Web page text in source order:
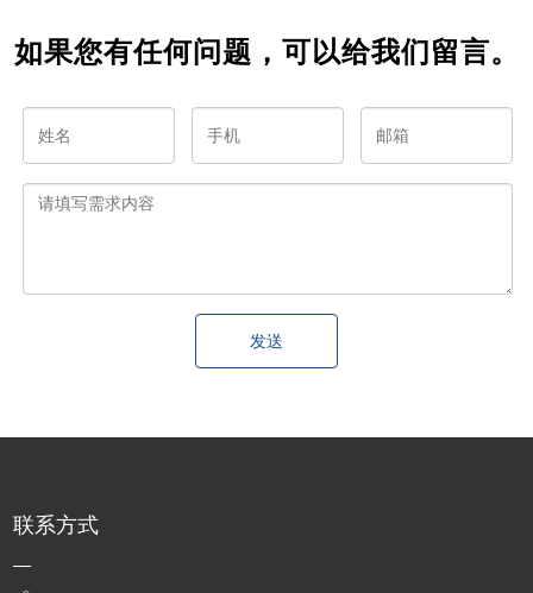
如果您有任何问题，可以给我们留言。
发送
联系方式